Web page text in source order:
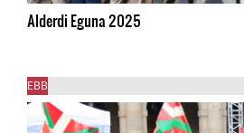
Alderdi Eguna 2025
EBB